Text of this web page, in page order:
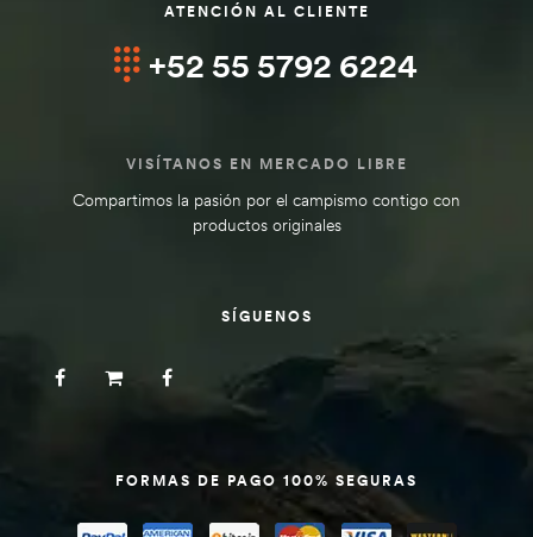
ATENCIÓN AL CLIENTE
+52 55 5792 6224
VISÍTANOS EN MERCADO LIBRE
Compartimos la pasión por el campismo contigo con
productos originales
SÍGUENOS
FORMAS DE PAGO 100% SEGURAS